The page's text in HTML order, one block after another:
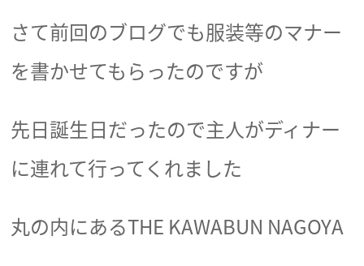
さて前回のブログでも服装等のマナー
を書かせてもらったのですが
先日誕生日だったので主人がディナー
に連れて行ってくれました
丸の内にあるTHE KAWABUN NAGOYA